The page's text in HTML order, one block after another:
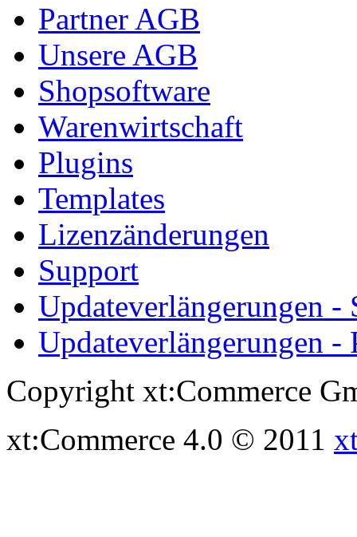
Partner AGB
Unsere AGB
Shopsoftware
Warenwirtschaft
Plugins
Templates
Lizenzänderungen
Support
Updateverlängerungen -
Updateverlängerungen -
Copyright xt:Commerce
xt:Commerce 4.0 © 2011